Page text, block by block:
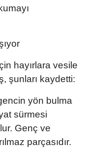
hayırlara vesile
şunları kaydetti:
yön bulma
sürmesi
Genç ve
parçasıdır.